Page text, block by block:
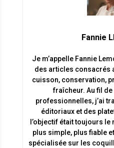
Fannie
Je m’appelle Fannie
des articles consacrés
cuisson, conservation,
fraîcheur. Au fil
professionnelles, j’ai
éditoriaux et des
l’objectif était toujours
plus simple, plus fiable
spécialisée sur les